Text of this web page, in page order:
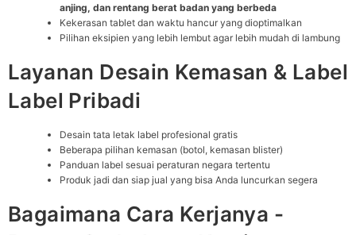
anjing, dan rentang berat badan yang berbeda
Kekerasan tablet dan waktu hancur yang dioptimalkan
Pilihan eksipien yang lebih lembut agar lebih mudah di lambung
Layanan Desain Kemasan & Label
Label Pribadi
Desain tata letak label profesional gratis
Beberapa pilihan kemasan (botol, kemasan blister)
Panduan label sesuai peraturan negara tertentu
Produk jadi dan siap jual yang bisa Anda luncurkan segera
Bagaimana Cara Kerjanya -